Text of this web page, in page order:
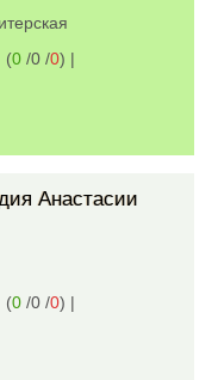
(0 /0 /0) |
Анастасии
(0 /0 /0) |